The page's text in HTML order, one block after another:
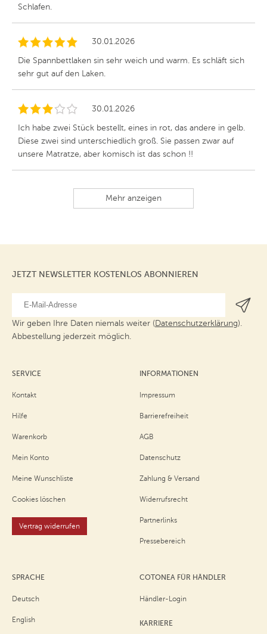
Schlafen.
30.01.2026
Die Spannbettlaken sin sehr weich und warm. Es schläft sich
sehr gut auf den Laken.
30.01.2026
Ich habe zwei Stück bestellt, eines in rot, das andere in gelb.
Diese zwei sind unterschiedlich groß. Sie passen zwar auf
unsere Matratze, aber komisch ist das schon !!
Mehr anzeigen
JETZT NEWSLETTER KOSTENLOS ABONNIEREN
Wir geben Ihre Daten niemals weiter (Datenschutzerklärung).
Abbestellung jederzeit möglich.
SERVICE
Kontakt
Hilfe
Warenkorb
Mein Konto
Meine Wunschliste
Cookies löschen
Vertrag widerrufen
INFORMATIONEN
Impressum
Barrierefreiheit
AGB
Datenschutz
Zahlung & Versand
Widerrufsrecht
Partnerlinks
Pressebereich
SPRACHE
Deutsch
English
COTONEA FÜR HÄNDLER
Händler-Login
KARRIERE